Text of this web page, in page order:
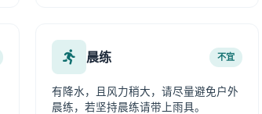
晨练 不宜
有降水，且风力稍大，请尽量避免户外
晨练，若坚持晨练请带上雨具。